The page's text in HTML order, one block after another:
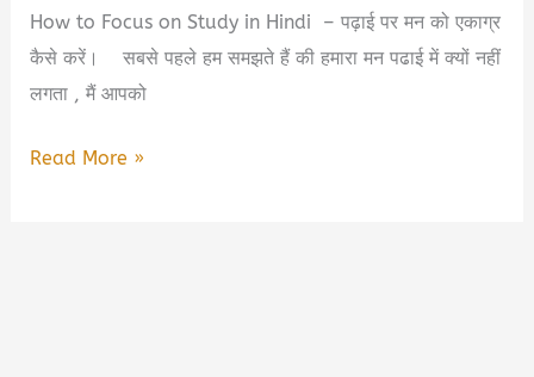
hain
How to Focus on Study in Hindi – पढ़ाई पर मन को एकाग्र
कैसे करें। सबसे पहले हम समझते हैं की हमारा मन पढाई में क्यों नहीं
लगता , मैं आपको
पढ़ाई
Read More »